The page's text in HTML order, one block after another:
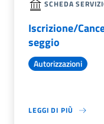
SCHEDA
Iscrizione/
seggio
Autorizzazioni
LEGGI DI PIÙ